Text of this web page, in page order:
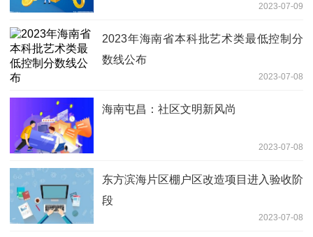
2023-07-09
2023年海南省本科批艺术类最低控制分
数线公布
2023-07-08
海南屯昌：社区文明新风尚
2023-07-08
东方滨海片区棚户区改造项目进入验收阶
段
2023-07-08